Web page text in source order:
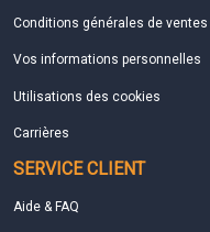
Conditions générales de ventes
Vos informations personnelles
Utilisations des cookies
Carrières
SERVICE CLIENT
Aide & FAQ